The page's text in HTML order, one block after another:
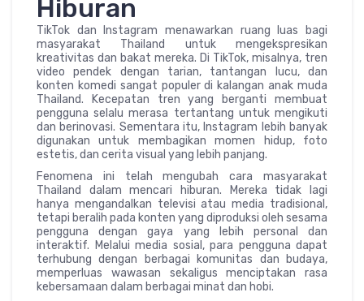
Hiburan
TikTok dan Instagram menawarkan ruang luas bagi
masyarakat Thailand untuk mengekspresikan
kreativitas dan bakat mereka. Di TikTok, misalnya, tren
video pendek dengan tarian, tantangan lucu, dan
konten komedi sangat populer di kalangan anak muda
Thailand. Kecepatan tren yang berganti membuat
pengguna selalu merasa tertantang untuk mengikuti
dan berinovasi. Sementara itu, Instagram lebih banyak
digunakan untuk membagikan momen hidup, foto
estetis, dan cerita visual yang lebih panjang.
Fenomena ini telah mengubah cara masyarakat
Thailand dalam mencari hiburan. Mereka tidak lagi
hanya mengandalkan televisi atau media tradisional,
tetapi beralih pada konten yang diproduksi oleh sesama
pengguna dengan gaya yang lebih personal dan
interaktif. Melalui media sosial, para pengguna dapat
terhubung dengan berbagai komunitas dan budaya,
memperluas wawasan sekaligus menciptakan rasa
kebersamaan dalam berbagai minat dan hobi.